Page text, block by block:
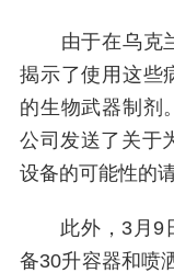
由于在乌克兰
揭示了使用这些
的生物武器制剂
公司发送了关于
设备的可能性的请
此外，3月9日
备30升容器和喷